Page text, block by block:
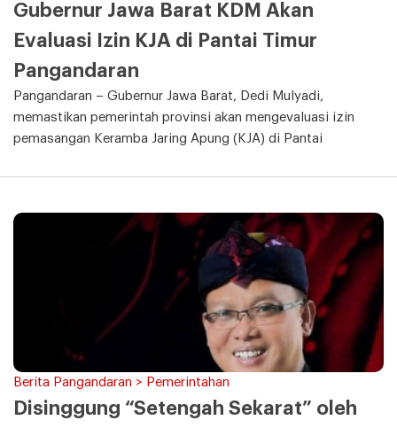
Gubernur Jawa Barat KDM Akan
Evaluasi Izin KJA di Pantai Timur
Pangandaran
Pangandaran – Gubernur Jawa Barat, Dedi Mulyadi,
memastikan pemerintah provinsi akan mengevaluasi izin
pemasangan Keramba Jaring Apung (KJA) di Pantai
Berita Pangandaran > Pemerintahan
Disinggung “Setengah Sekarat” oleh